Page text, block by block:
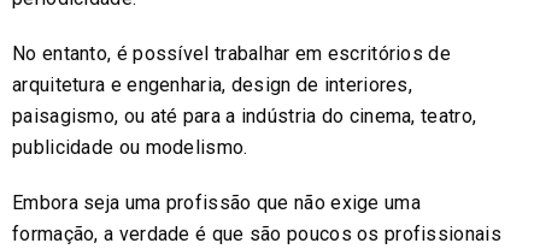
No entanto, é possível trabalhar em escritórios de
arquitetura e engenharia, design de interiores,
paisagismo, ou até para a indústria do cinema, teatro,
publicidade ou modelismo.
Embora seja uma profissão que não exige uma
formação, a verdade é que são poucos os profissionais